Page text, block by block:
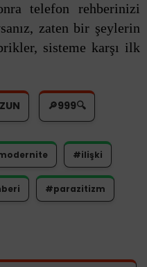
telefon rehberinizi
zaten bir şeylerin
sisteme karşı ilk
🔎999🔍
#ilişki
#parazitizm